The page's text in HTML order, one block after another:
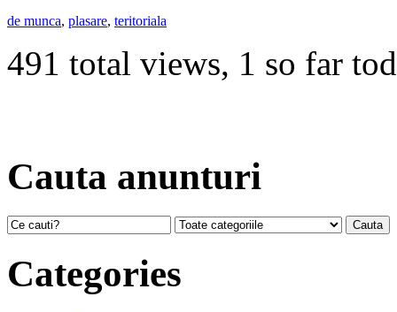
de munca, plasare, teritoriala
491 total views, 1 so far
Cauta anunturi
Categories